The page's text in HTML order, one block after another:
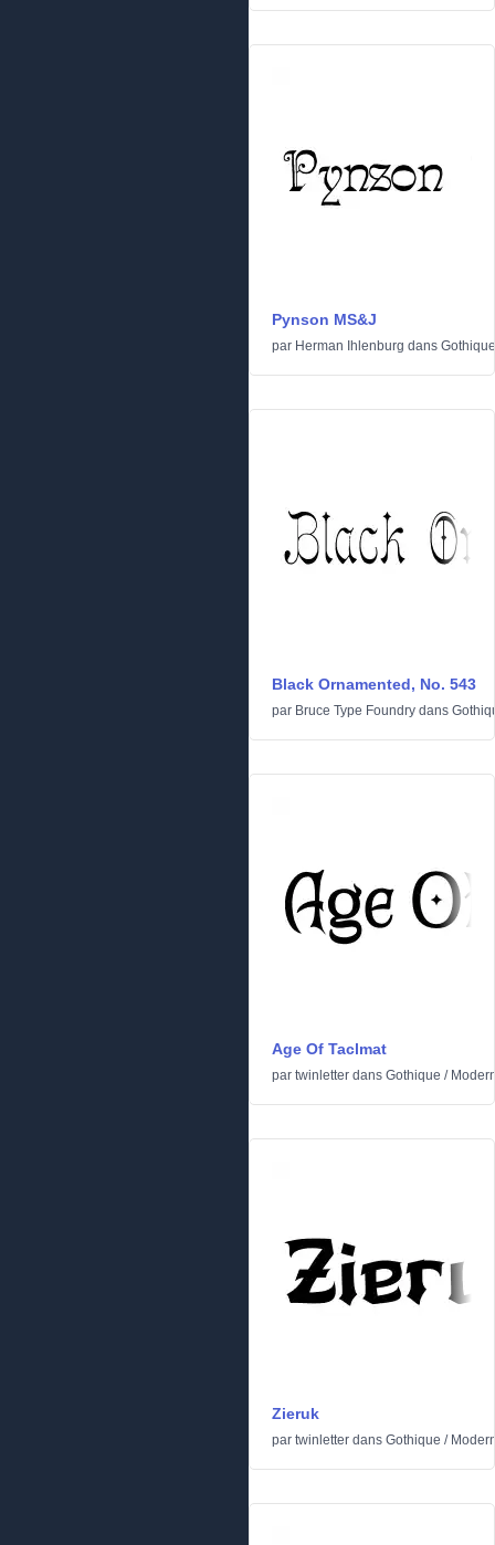
Pynson MS&J
par Herman Ihlenburg dans Gothique
Black Ornamented, No. 543
par Bruce Type Foundry dans
Age Of Taclmat
par twinletter dans Gothique /
Zieruk
par twinletter dans Gothique /